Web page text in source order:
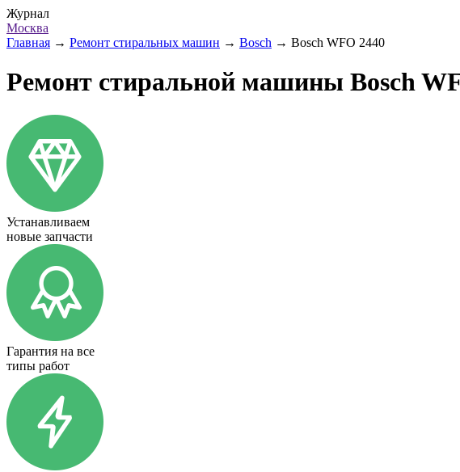
Журнал
Москва
Главная → Ремонт стиральных машин → Bosch → Bosch WFO 2440
Ремонт стиральной машины Bosch
Устанавливаем
новые запчасти
Гарантия на все
типы работ